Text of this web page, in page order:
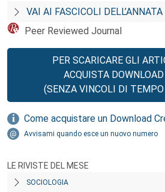
VAI AI FASCICOLI DELL’ANNATA
Peer Reviewed Journal
PER SCARICARE GLI
ACQUISTA
(SENZA VINCOLI DI
Come acquistare un Download
Avvisami quando esce un nuovo numero
LE RIVISTE DEL MESE
SOCIOLOGIA